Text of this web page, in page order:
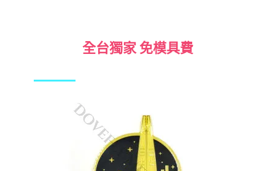
全台獨家 免模具費